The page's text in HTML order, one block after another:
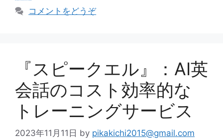
ー
コメントをどうぞ
『スピークエル』：AI英
会話のコスト効率的な
トレーニングサービス
2023年11月11日 by pikakichi2015@gmail.com